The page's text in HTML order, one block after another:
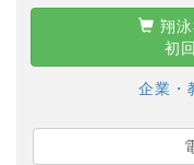
翔
初
企業・